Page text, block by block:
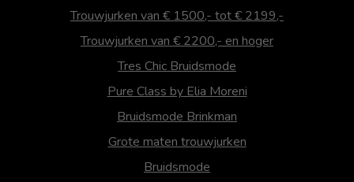
Trouwjurken van € 1500,- tot € 2199,-
Trouwjurken van € 2200,- en hoger
Tres Chic Bruidsmode
Pure Class by Elia Moreni
Bruidsmode Brinkman
Grote maten trouwjurken
Bruidsmode